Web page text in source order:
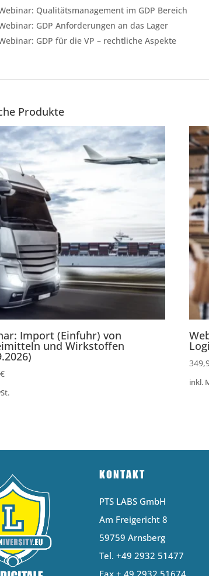
Qualitätsmanagement im GDP Bereich
GDP Anforderungen an das Lager
GDP für die VP – rechtliche Aspekte
Produkte
Import (Einfuhr) von
und Wirkstoffen
€
inkl.
KONTAKT
PTS LABS GmbH
Am Freigericht 8
59759 Arnsberg
Tel. +49 2932 51477